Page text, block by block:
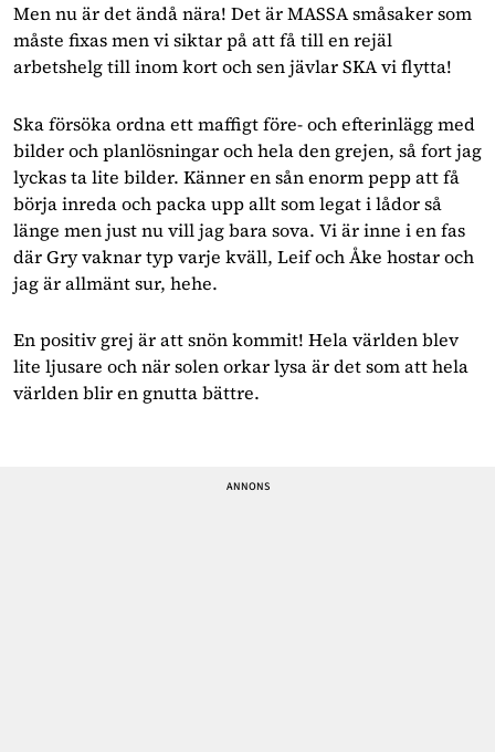
Men nu är det ändå nära! Det är MASSA småsaker som
måste fixas men vi siktar på att få till en rejäl
arbetshelg till inom kort och sen jävlar SKA vi flytta!
Ska försöka ordna ett maffigt före- och efterinlägg med
bilder och planlösningar och hela den grejen, så fort jag
lyckas ta lite bilder. Känner en sån enorm pepp att få
börja inreda och packa upp allt som legat i lådor så
länge men just nu vill jag bara sova. Vi är inne i en fas
där Gry vaknar typ varje kväll, Leif och Åke hostar och
jag är allmänt sur, hehe.
En positiv grej är att snön kommit! Hela världen blev
lite ljusare och när solen orkar lysa är det som att hela
världen blir en gnutta bättre.